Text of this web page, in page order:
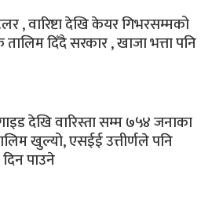
, वारिष्टा देखि केयर गिभरसम्मको
तालिम दिँदै सरकार , खाजा भत्ता पनि
देखि वारिस्ता सम्म ७५४ जनाका
खुल्यो, एसईई उत्तीर्णले पनि
पाउने